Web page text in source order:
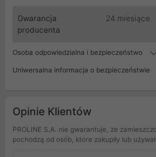
Gwarancja
producenta
24 miesiące
Osoba odpowiedzialna i bezpieczeństwo
Uniwersalna informacja o bezpieczeństwie
Opinie Klientów
PROLINE S.A. nie gwarantuje, że
pochodzą od osób, które zakupiły lub